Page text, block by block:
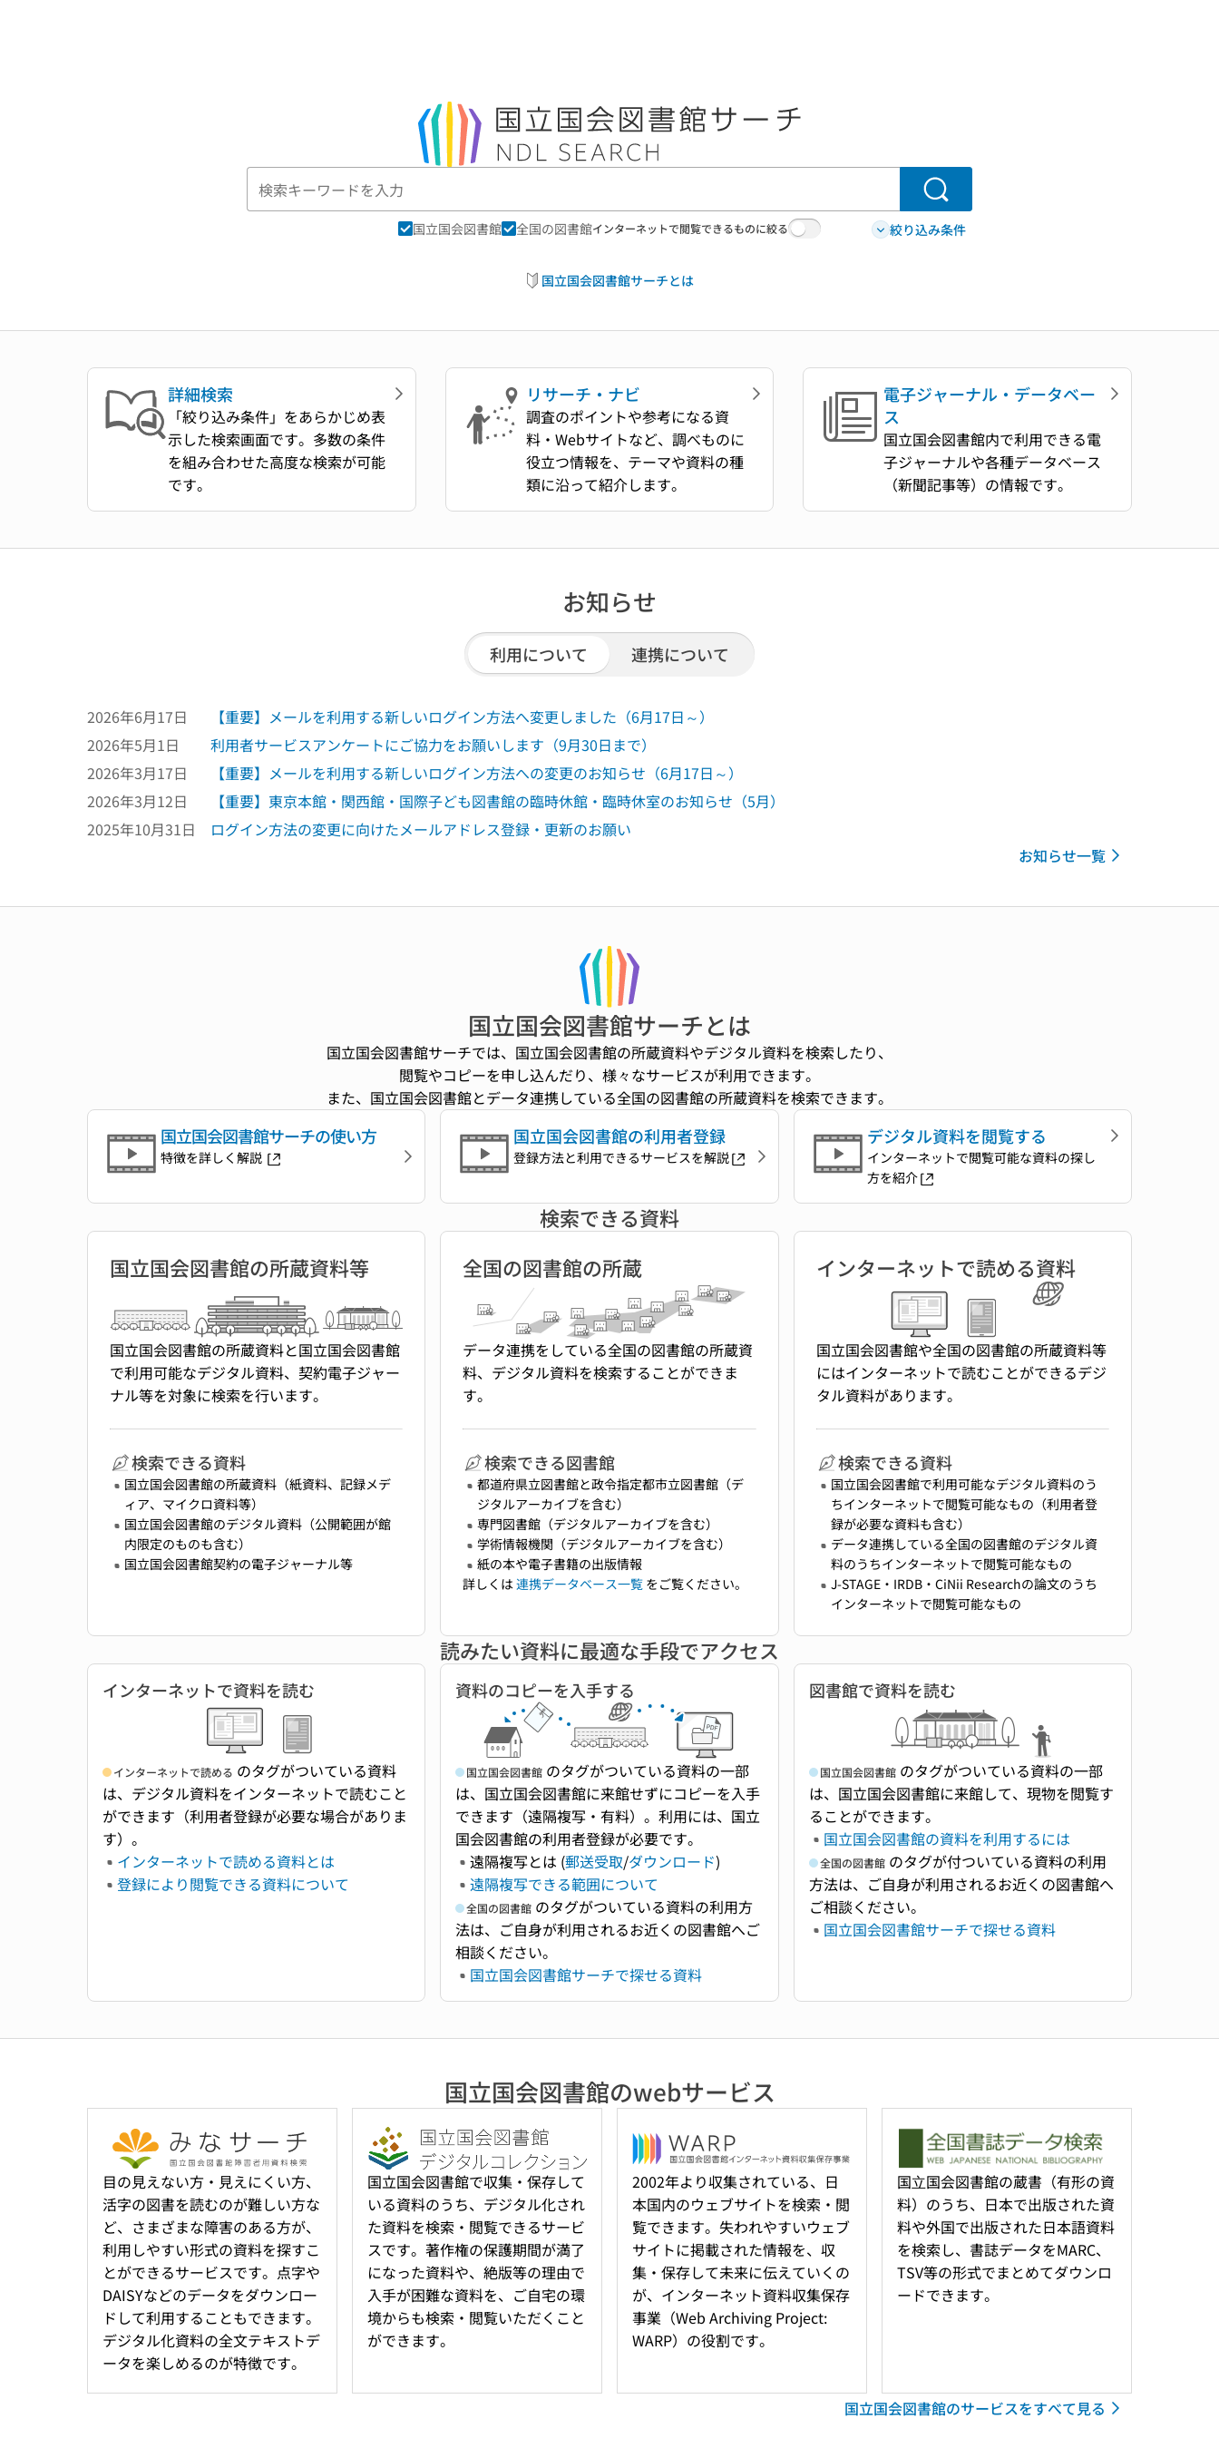
検索
国立国会図書館 全国の図書館インターネットで閲覧できるものに絞る 絞り込み条件
国立国会図書館サーチとは
詳細検索
「絞り込み条件」をあらかじめ表
示した検索画面です。多数の条件
を組み合わせた高度な検索が可能
です。
リサーチ・ナビ
調査のポイントや参考になる資
料・Webサイトなど、調べものに
役立つ情報を、テーマや資料の種
類に沿って紹介します。
電子ジャーナル・データベー
ス
国立国会図書館内で利用できる電
子ジャーナルや各種データベース
（新聞記事等）の情報です。
お知らせ
利用について 連携について
2026年6月17日
【重要】メールを利用する新しいログイン方法へ変更しました（6月17日～）
2026年5月1日
利用者サービスアンケートにご協力をお願いします（9月30日まで）
2026年3月17日
【重要】メールを利用する新しいログイン方法への変更のお知らせ（6月17日～）
2026年3月12日
【重要】東京本館・関西館・国際子ども図書館の臨時休館・臨時休室のお知らせ（5月）
2025年10月31日
ログイン方法の変更に向けたメールアドレス登録・更新のお願い
お知らせ一覧
国立国会図書館サーチとは
国立国会図書館サーチでは、国立国会図書館の所蔵資料やデジタル資料を検索したり、
閲覧やコピーを申し込んだり、様々なサービスが利用できます。
また、国立国会図書館とデータ連携している全国の図書館の所蔵資料を検索できます。
国立国会図書館サーチの使い方
特徴を詳しく解説
国立国会図書館の利用者登録
登録方法と利用できるサービスを解説
デジタル資料を閲覧する
インターネットで閲覧可能な資料の探し
方を紹介
検索できる資料
国立国会図書館の所蔵資料等
国立国会図書館の所蔵資料と国立国会図書館
で利用可能なデジタル資料、契約電子ジャー
ナル等を対象に検索を行います。
検索できる資料
国立国会図書館の所蔵資料（紙資料、記録メデ
ィア、マイクロ資料等）
国立国会図書館のデジタル資料（公開範囲が館
内限定のものも含む）
国立国会図書館契約の電子ジャーナル等
全国の図書館の所蔵
データ連携をしている全国の図書館の所蔵資
料、デジタル資料を検索することができま
す。
検索できる図書館
都道府県立図書館と政令指定都市立図書館（デ
ジタルアーカイブを含む）
専門図書館（デジタルアーカイブを含む）
学術情報機関（デジタルアーカイブを含む）
紙の本や電子書籍の出版情報
詳しくは連携データベース一覧 をご覧ください。
インターネットで読める資料
国立国会図書館や全国の図書館の所蔵資料等
にはインターネットで読むことができるデジ
タル資料があります。
検索できる資料
国立国会図書館で利用可能なデジタル資料のう
ちインターネットで閲覧可能なもの（利用者登
録が必要な資料も含む）
データ連携している全国の図書館のデジタル資
料のうちインターネットで閲覧可能なもの
J-STAGE・IRDB・CiNii Researchの論文のうち
インターネットで閲覧可能なもの
読みたい資料に最適な手段でアクセス
インターネットで資料を読む
インターネットで読める のタグがついている資料
は、デジタル資料をインターネットで読むこと
ができます（利用者登録が必要な場合がありま
す）。
インターネットで読める資料とは
登録により閲覧できる資料について
資料のコピーを入手する
国立国会図書館 のタグがついている資料の一部
は、国立国会図書館に来館せずにコピーを入手
できます（遠隔複写・有料）。利用には、国立
国会図書館の利用者登録が必要です。
遠隔複写とは (郵送受取/ダウンロード)
遠隔複写できる範囲について
全国の図書館 のタグがついている資料の利用方
法は、ご自身が利用されるお近くの図書館へご
相談ください。
国立国会図書館サーチで探せる資料
図書館で資料を読む
国立国会図書館のタグがついている資料の一部
は、国立国会図書館に来館して、現物を閲覧す
ることができます。
国立国会図書館の資料を利用するには
全国の図書館のタグが付ついている資料の利用
方法は、ご自身が利用されるお近くの図書館へ
ご相談ください。
国立国会図書館サーチで探せる資料
国立国会図書館のwebサービス
目の見えない方・見えにくい方、
活字の図書を読むのが難しい方な
ど、さまざまな障害のある方が、
利用しやすい形式の資料を探すこ
とができるサービスです。点字や
DAISYなどのデータをダウンロー
ドして利用することもできます。
デジタル化資料の全文テキストデ
ータを楽しめるのが特徴です。
国立国会図書館で収集・保存して
いる資料のうち、デジタル化され
た資料を検索・閲覧できるサービ
スです。著作権の保護期間が満了
になった資料や、絶版等の理由で
入手が困難な資料を、ご自宅の環
境からも検索・閲覧いただくこと
ができます。
2002年より収集されている、日
本国内のウェブサイトを検索・閲
覧できます。失われやすいウェブ
サイトに掲載された情報を、収
集・保存して未来に伝えていくの
が、インターネット資料収集保存
事業（Web Archiving Project:
WARP）の役割です。
国⽴国会図書館の蔵書（有形の資
料）のうち、日本で出版された資
料や外国で出版された日本語資料
を検索し、書誌データをMARC、
TSV等の形式でまとめてダウンロ
ードできます。
国立国会図書館のサービスをすべて見る